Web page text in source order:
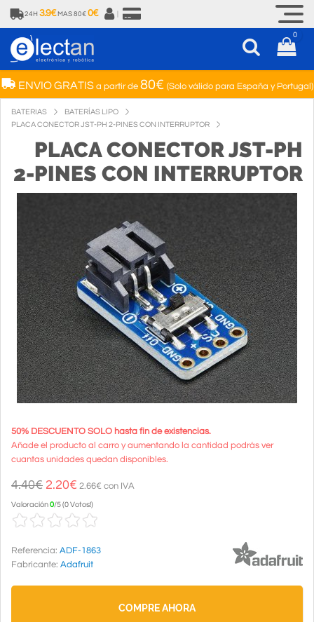
24H 3.9€ MAS 80€ 0€
0
ENVIO GRATISa partir de 80€ (Solo válido para España y Portugal)
BATERIAS
BATERÍAS LIPO
PLACA CONECTOR JST-PH 2-PINES CON INTERRUPTOR
PLACA CONECTOR JST-PH
2-PINES CON INTERRUPTOR
50% DESCUENTO SOLO hasta fin de existencias.
Añade el producto al carro y aumentando la cantidad podrás ver
cuantas unidades quedan disponibles.
4.40€ 2.20€ 2.66€ con IVA
Valoración0/5(0 Votos!)
Referencia: ADF-1863
Fabricante: Adafruit
COMPRE AHORA